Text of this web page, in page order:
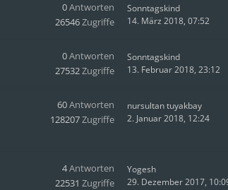
0Antworten
26546Zugriffe
Sonntagskind
14. März 2018, 07:52
0Antworten
27532Zugriffe
Sonntagskind
13. Februar 2018, 23:12
60Antworten
128207Zugriffe
nursultan tuyakbay
2. Januar 2018, 12:24
4Antworten
22531 Zugriffe
Yogesh
29. Dezember 2017,